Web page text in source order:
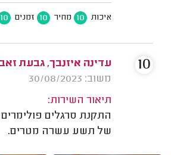
איכות 10 מחיר 10 זמנים 10
עדינה איזנבך, גבעת
משוב: 30/08/2023
תיאור השירות:
התקנת סרגלים
של תשע עשרה מטרים.
10